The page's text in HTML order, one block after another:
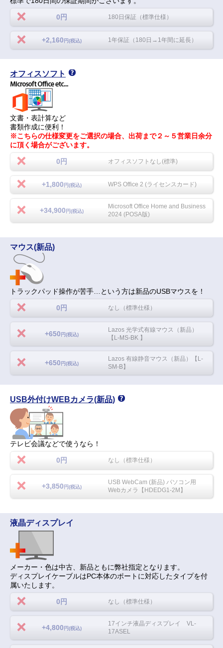
0円 180日保証（標準仕様）
+2,160 円(税込) 1年保証（180日→1年間に延長）
オフィスソフト
文書・表計算など
書類作成に便利！
※こちらの仕様変更をご選択の場合、出荷まで２～５営業日余分
に頂く場合がございます。
0円 オフィスソフトなし(標準)
+1,800 円(税込) WPS Office 2 (ライセンスカード)
+34,900 円(税込)
Microsoft Office Home and Business
2024 (POSA版)
マウス(新品)
トラックパッド操作が苦手…という方は新品のUSBマウスを！
0円 なし（標準仕様）
+650 円(税込)
Lazos 光学式有線マウス（新品）
【L-MS-BK 】
+650 円(税込)
Lazos 有線静音マウス（新品）【L-
SM-B】
USB外付けWEBカメラ(新品)
テレビ会議などで使うなら！
0円 なし（標準仕様）
+3,850 円(税込)
USB WebCam (新品) パソコン用
Webカメラ【HDEDG1-2M】
液晶ディスプレイ
メーカー・色は中古、新品ともに弊社指定となります。
ディスプレイケーブルはPC本体のポートに対応したタイプを付
属いたします。
0円 なし（標準仕様）
+4,800 円(税込)
17インチ液晶ディスプレイ VL-
17ASEL